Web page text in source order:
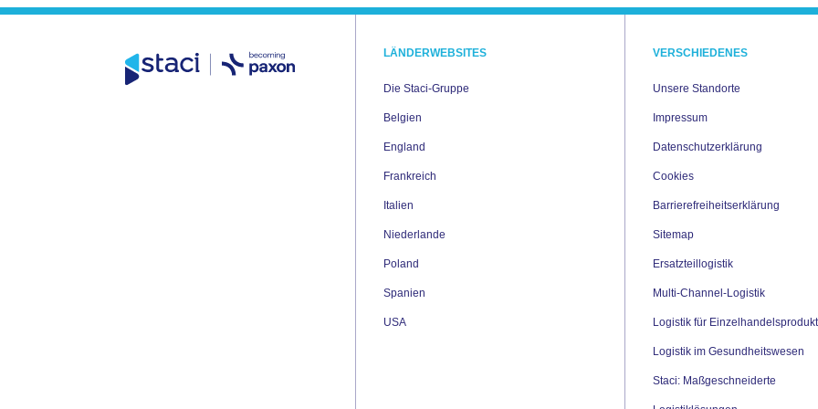
LÄNDERWEBSITES
Die Staci-Gruppe
Belgien
England
Frankreich
Italien
Niederlande
Poland
Spanien
USA
VERSCHIEDENES
Unsere Standorte
Impressum
Datenschutzerklärung
Cookies
Barrierefreiheitserklärung
Sitemap
Ersatzteillogistik
Multi-Channel-Logistik
Logistik für
Logistik im Gesundheitswesen
Staci: Maßgeschneiderte